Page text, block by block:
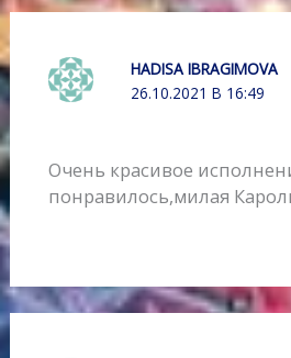
HADISA IBRAGIMOVA
26.10.2021 В 16:49
Очень красивое
понравилось,милая